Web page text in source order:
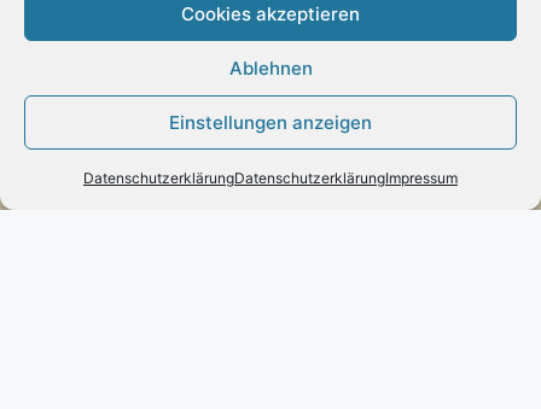
Cookies akzeptieren
Ablehnen
Einstellungen anzeigen
DatenschutzerklärungDatenschutzerklärungImpressum
Öffnungszeiten:
Samstag: 10 – 13 Uhr